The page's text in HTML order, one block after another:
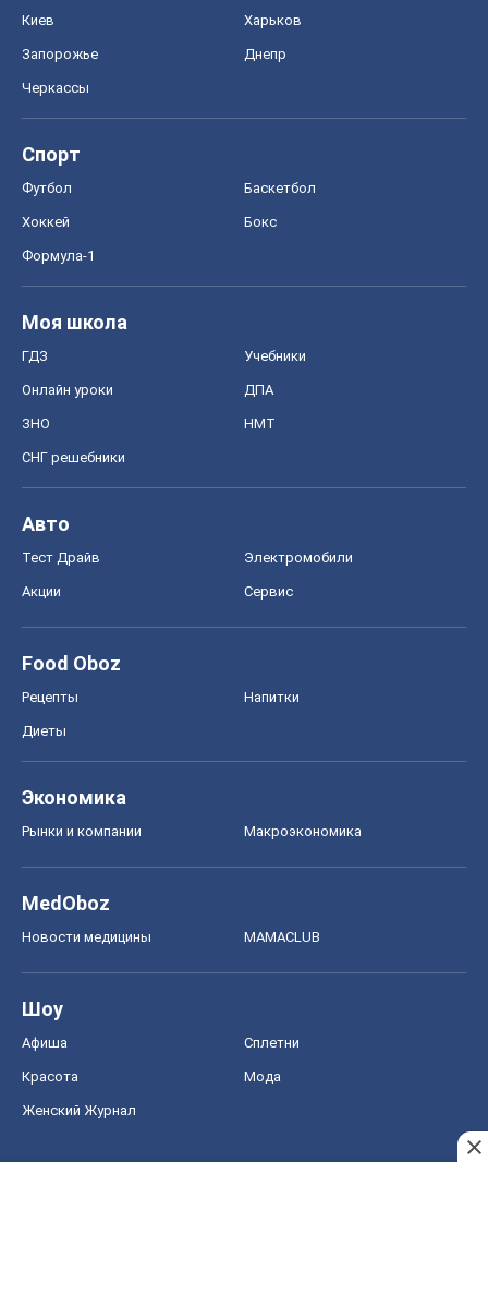
Киев Харьков
Запорожье Днепр
Черкассы
Спорт
Футбол Баскетбол
Хоккей Бокс
Формула-1
Моя школа
ГДЗ Учебники
Онлайн уроки ДПА
ЗНО НМТ
СНГ решебники
Авто
Тест Драйв Электромобили
Акции Сервис
Food Oboz
Рецепты Напитки
Диеты
Экономика
Рынки и компании Mакроэкономика
MedOboz
Новости медицины MAMACLUB
Шоу
Афиша Сплетни
Красота Мода
Женский Журнал